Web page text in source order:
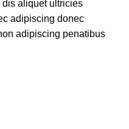
dis aliquet ultricies
adipiscing donec
adipiscing penatibus